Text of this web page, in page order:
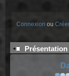
Connexion ou
Présentation